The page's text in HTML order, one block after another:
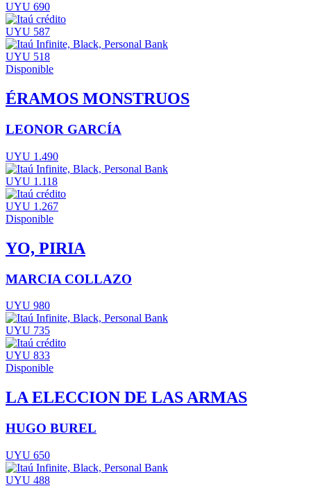
UYU 690
UYU 587
UYU 518
Disponible
ÉRAMOS MONSTRUOS
LEONOR GARCÍA
UYU 1.490
UYU 1.118
UYU 1.267
Disponible
YO, PIRIA
MARCIA COLLAZO
UYU 980
UYU 735
UYU 833
Disponible
LA ELECCION DE LAS ARMAS
HUGO BUREL
UYU 650
UYU 488